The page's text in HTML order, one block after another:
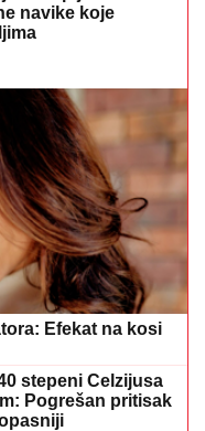
navike koje
Efekat na kosi
stepeni Celzijusa
Pogrešan pritisak